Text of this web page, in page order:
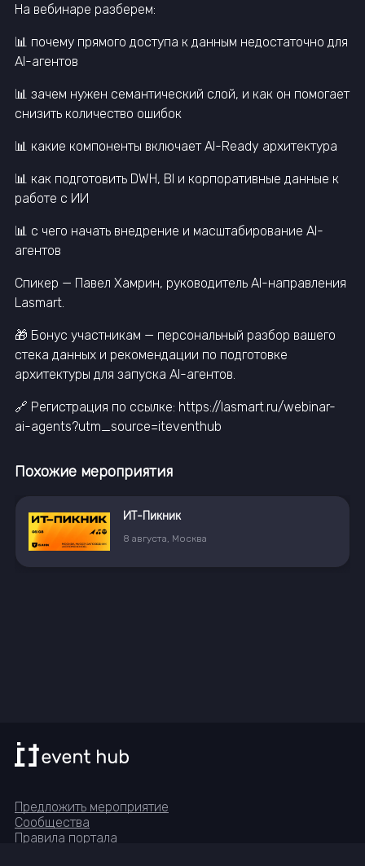
На вебинаре разберем:
📊 почему прямого доступа к данным недостаточно для
AI-агентов
📊 зачем нужен семантический слой, и как он помогает
снизить количество ошибок
📊 какие компоненты включает AI-Ready архитектура
📊 как подготовить DWH, BI и корпоративные данные к
работе с ИИ
📊 с чего начать внедрение и масштабирование AI-
агентов
Спикер — Павел Хамрин, руководитель AI-направления
Lasmart.
🎁 Бонус участникам — персональный разбор вашего
стека данных и рекомендации по подготовке
архитектуры для запуска AI-агентов.
🔗 Регистрация по ссылке: https://lasmart.ru/webinar-
ai-agents?utm_source=iteventhub
Похожие мероприятия
ИТ-Пикник
8 августа Москва
Предложить мероприятие
Сообщества
Правила портала